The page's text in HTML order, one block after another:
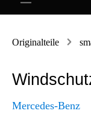
Originalteile
Mercedes-Benz